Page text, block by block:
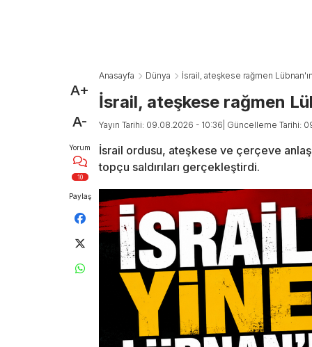
A+
A-
Yorum
10
Paylaş
Anasayfa Dünya İsrail, ateşkese rağmen
İsrail, ateşkese rağmen
Yayın Tarihi: 09.08.2026 - 10:36 | Güncelleme Tarihi:
İsrail ordusu, ateşkese ve çerçeve
topçu saldırıları gerçekleştirdi.